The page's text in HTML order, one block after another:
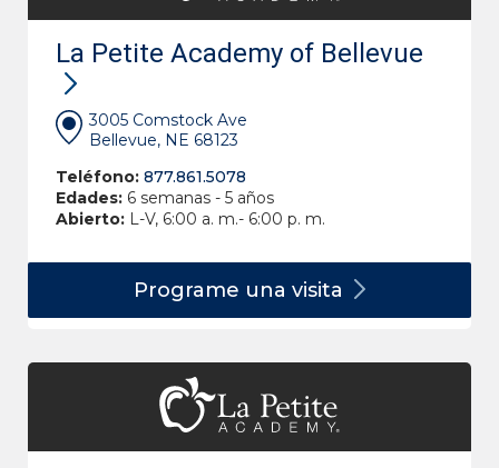
La Petite Academy of Bellevue
3005 Comstock Ave
Bellevue, NE 68123
Teléfono: 877.861.5078
Edades: 6 semanas - 5 años
Abierto: L-V, 6:00 a. m.- 6:00 p. m.
Programe una visita